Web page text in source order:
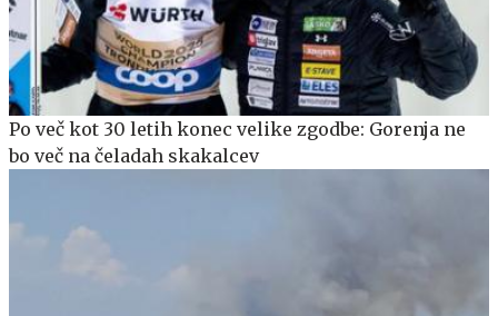
Po več kot 30 letih konec velike zgodbe: Gorenja ne
bo več na čeladah skakalcev